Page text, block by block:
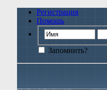
Регистрация
Помощь
Запомнить?